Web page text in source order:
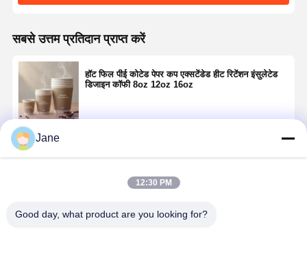
सबसे उत्तम प्रतिदान प्राप्त करें
हॉट फिल पीई कोटेड पेपर कप एक्सटेंडेड हीट रिटेंशन इंसुलेटेड
डिजाइन कॉफी 8oz 12oz 16oz
Jane
12:30 PM
Good day, what product are you looking for?